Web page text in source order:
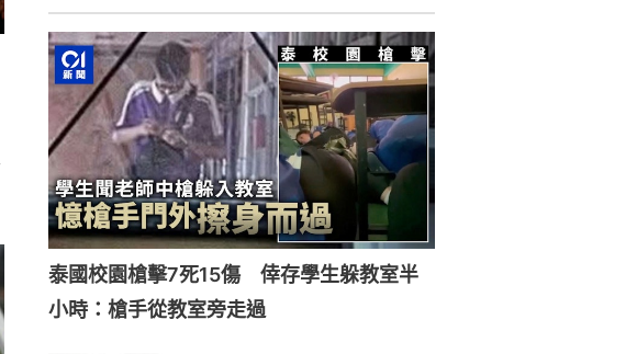
泰國校園槍擊7死15傷 倖存學生躲教室半
小時：槍手從教室旁走過